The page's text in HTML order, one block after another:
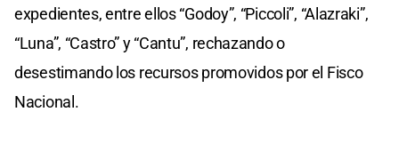
expedientes, entre ellos “Godoy”, “Piccoli”, “Alazraki”,
“Luna”, “Castro” y “Cantu”, rechazando o
desestimando los recursos promovidos por el Fisco
Nacional.